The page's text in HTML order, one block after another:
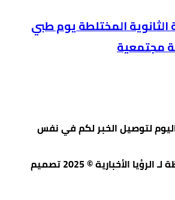
الثانوية المختلطة يوم طبي
مجتمعية
لتوصيل الخبر لكم في نفس
جميع الحقوق محفوظة لـ الرؤيا الأخبارية © 2025 تصميم